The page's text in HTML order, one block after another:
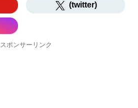
(twitter)
スポンサーリンク